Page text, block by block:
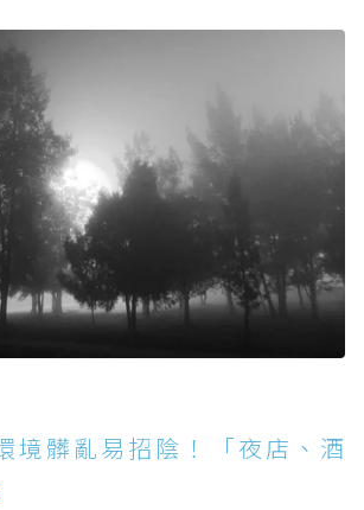
境髒亂易招陰！「夜店、酒